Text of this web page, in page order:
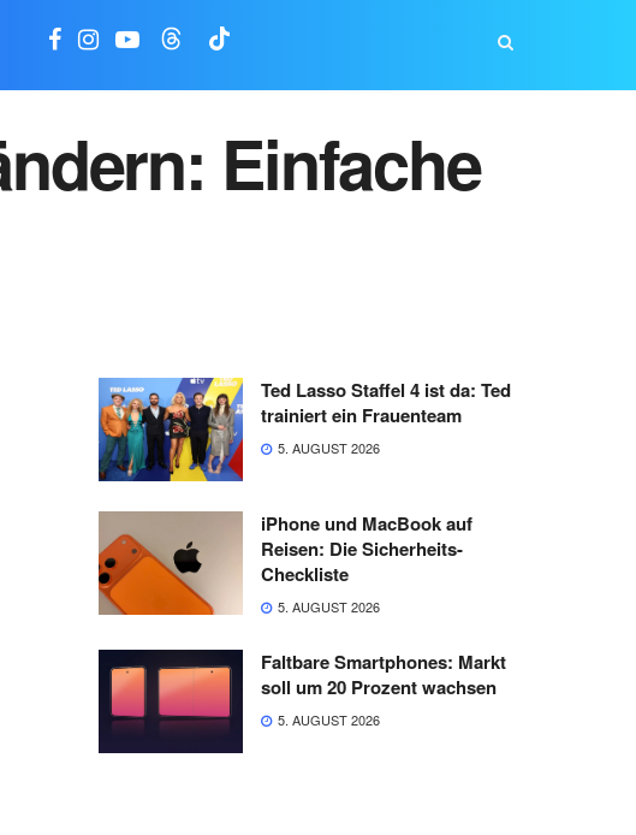
Einfache
Ted Lasso Staffel 4 ist da: Ted
trainiert ein Frauenteam
5. AUGUST 2026
iPhone und MacBook auf
Reisen: Die Sicherheits-
Checkliste
5. AUGUST 2026
Faltbare Smartphones: Markt
soll um 20 Prozent wachsen
5. AUGUST 2026